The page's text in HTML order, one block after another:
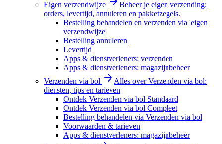
Eigen verzendwijze
Beheer je eigen verzending:
orders, levertijd, annuleren en pakketzegels.
Bestelling behandelen en verzenden via 'eigen
verzendwijze'
Bestelling annuleren
Levertijd
Apps & dienstverleners: verzenden
Apps & dienstverleners: magazijnbeheer
Verzenden via bol
Alles over Verzenden via bol:
diensten, tips en tarieven
Ontdek Verzenden via bol Standaard
Ontdek Verzenden via bol Compleet
Bestelling behandelen via Verzenden via bol
Voorwaarden & tarieven
Apps & dienstverleners: magazijnbeheer